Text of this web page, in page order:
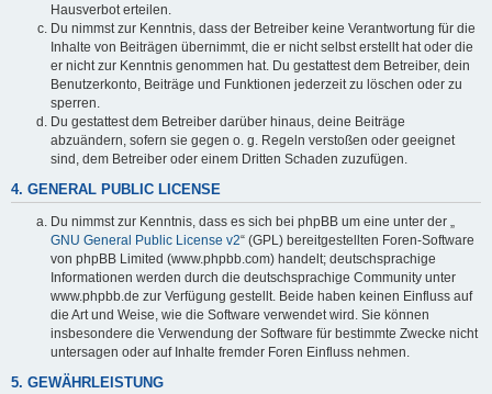
Hausverbot erteilen.
Du nimmst zur Kenntnis, dass der Betreiber keine Verantwortung für die
Inhalte von Beiträgen übernimmt, die er nicht selbst erstellt hat oder die
er nicht zur Kenntnis genommen hat. Du gestattest dem Betreiber, dein
Benutzerkonto, Beiträge und Funktionen jederzeit zu löschen oder zu
sperren.
Du gestattest dem Betreiber darüber hinaus, deine Beiträge
abzuändern, sofern sie gegen o. g. Regeln verstoßen oder geeignet
sind, dem Betreiber oder einem Dritten Schaden zuzufügen.
4. GENERAL PUBLIC LICENSE
Du nimmst zur Kenntnis, dass es sich bei phpBB um eine unter der „
GNU General Public License v2“ (GPL) bereitgestellten Foren-Software
von phpBB Limited (www.phpbb.com) handelt; deutschsprachige
Informationen werden durch die deutschsprachige Community unter
www.phpbb.de zur Verfügung gestellt. Beide haben keinen Einfluss auf
die Art und Weise, wie die Software verwendet wird. Sie können
insbesondere die Verwendung der Software für bestimmte Zwecke nicht
untersagen oder auf Inhalte fremder Foren Einfluss nehmen.
5. GEWÄHRLEISTUNG